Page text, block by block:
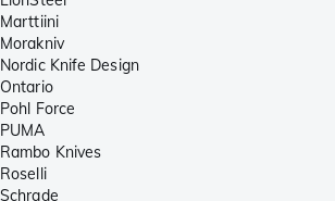
Marttiini
Morakniv
Nordic Knife Design
Ontario
Pohl Force
PUMA
Rambo Knives
Roselli
Schrade